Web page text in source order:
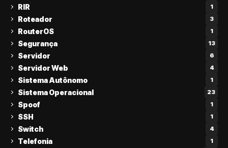
RIR 1
Roteador 3
RouterOS 1
Segurança 13
Servidor 6
Servidor Web 4
Sistema Autônomo 1
Sistema Operacional 23
Spoof 1
SSH 1
Switch 4
Telefonia 1